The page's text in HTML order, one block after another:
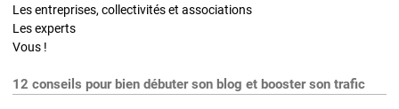
Les entreprises, collectivités et associations
Les experts
Vous !
12 conseils pour bien débuter son blog et booster son trafic